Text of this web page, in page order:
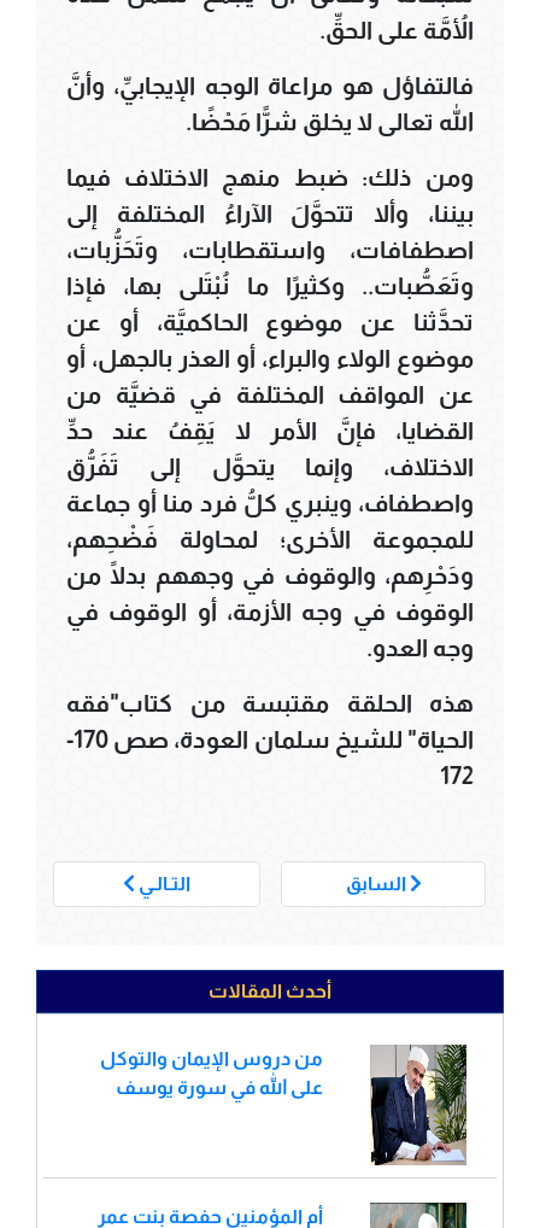
الأُمَّة على الحقِّ.
فالتفاؤل هو مراعاة الوجه الإيجابيِّ، وأنَّ
الله تعالى لا يخلق شرًّا مَحْضًا.
ومن ذلك: ضبط منهج الاختلاف فيما
بيننا، وألا تتحوَّلَ الآراءُ المختلفة إلى
اصطفافات، واستقطابات، وتَحَزُّبات،
وتَعَصُّبات.. وكثيرًا ما نُبْتَلى بها، فإذا
تحدَّثنا عن موضوع الحاكميَّة، أو عن
موضوع الولاء والبراء، أو العذر بالجهل، أو
عن المواقف المختلفة في قضيَّة من
القضايا، فإنَّ الأمر لا يَقِفُ عند حدِّ
الاختلاف، وإنما يتحوَّل إلى تَفَرُّق
واصطفاف، وينبري كلُّ فرد منا أو جماعة
للمجموعة الأخرى؛ لمحاولة فَضْحِهم،
ودَحْرِهم، والوقوف في وجههم بدلًا من
الوقوف في وجه الأزمة، أو الوقوف في
وجه العدو.
هذه الحلقة مقتبسة من كتاب"فقه
الحياة" للشيخ سلمان العودة، صص 170-
172
السابق التـالـي
أحدث المقالات
من دروس الإيمان والتوكل
على الله في سورة يوسف
أم المؤمنين حفصة بنت عمر